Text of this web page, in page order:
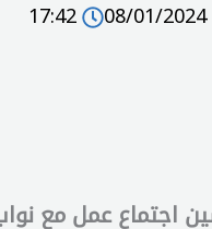
08/01/2024
17:42
اجتماع عمل مع